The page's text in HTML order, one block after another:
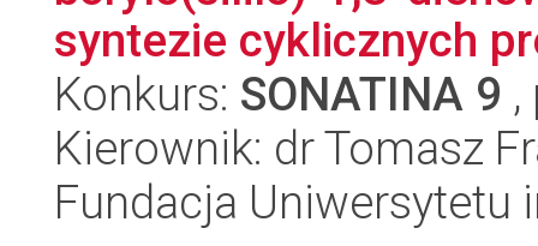
syntezie cyklicznych
Konkurs: SONATINA 9
Kierownik: dr Tomasz
Fundacja Uniwersytetu